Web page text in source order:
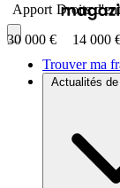
Trouver ma
Actualités
Apport
30 000 €
Droits
14 000